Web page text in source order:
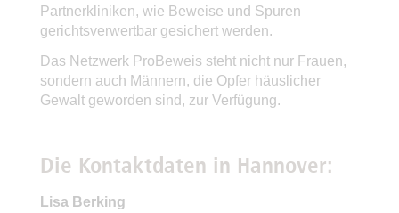
Partnerkliniken, wie Beweise und Spuren
gerichtsverwertbar gesichert werden.
Das Netzwerk ProBeweis steht nicht nur Frauen,
sondern auch Männern, die Opfer häuslicher
Gewalt geworden sind, zur Verfügung.
Die Kontaktdaten in Hannover:
Lisa Berking